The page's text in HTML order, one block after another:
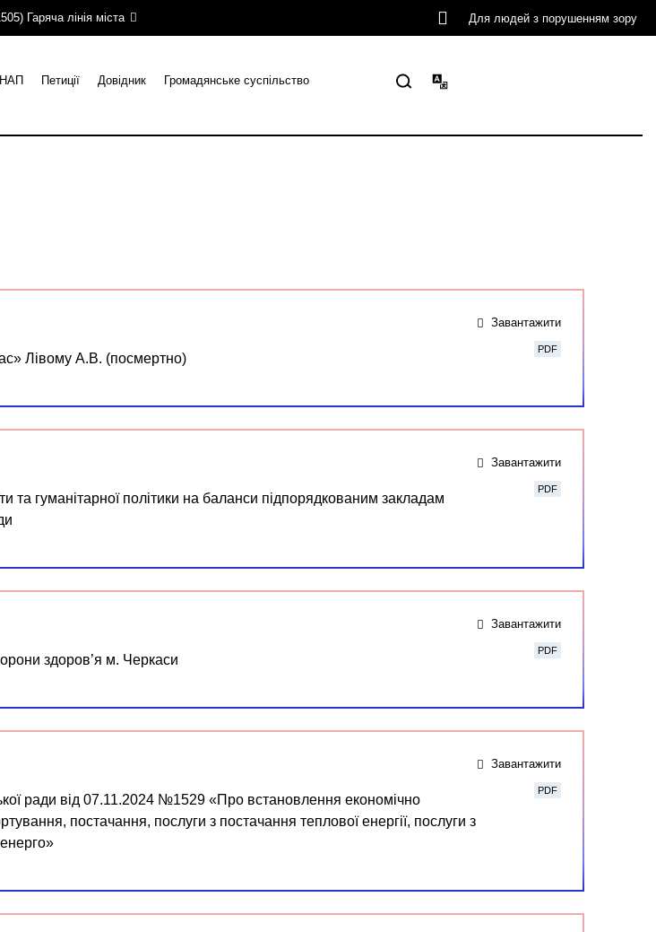
Гаряча лінія міста Для людей з порушенням зору
Петиції Довідник Громадянське суспільство
Лівому А.В. (посмертно)
Завантажити
PDF
та гуманітарної політики на баланси підпорядкованим закладам
Завантажити
PDF
здоров’я м. Черкаси
Завантажити
PDF
ради від 07.11.2024 №1529 «Про встановлення економічно
постачання, послуги з постачання теплової енергії, послуги з
Завантажити
PDF